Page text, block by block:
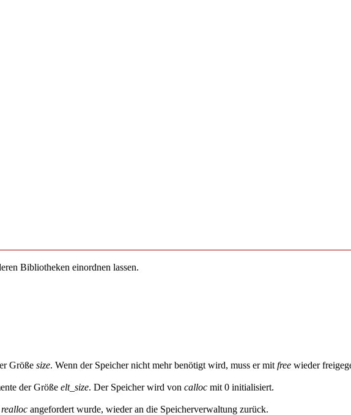
Bibliotheken einordnen lassen.
Größe size. Wenn der Speicher nicht mehr benötigt wird, muss er mit free wieder
der Größe elt_size. Der Speicher wird von calloc mit 0 initialisiert.
realloc angefordert wurde, wieder an die Speicherverwaltung zurück.